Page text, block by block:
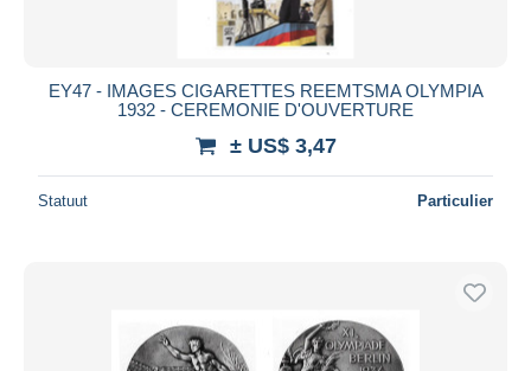
EY47 - IMAGES CIGARETTES REEMTSMA OLYMPIA
1932 - CEREMONIE D'OUVERTURE
± US$ 3,47
Statuut Particulier